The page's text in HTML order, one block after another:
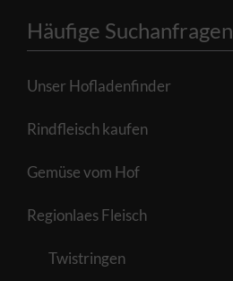
Häufige Suchanfragen
Unser Hofladenfinder
Rindfleisch kaufen
Gemüse vom Hof
Regionlaes Fleisch
Twistringen